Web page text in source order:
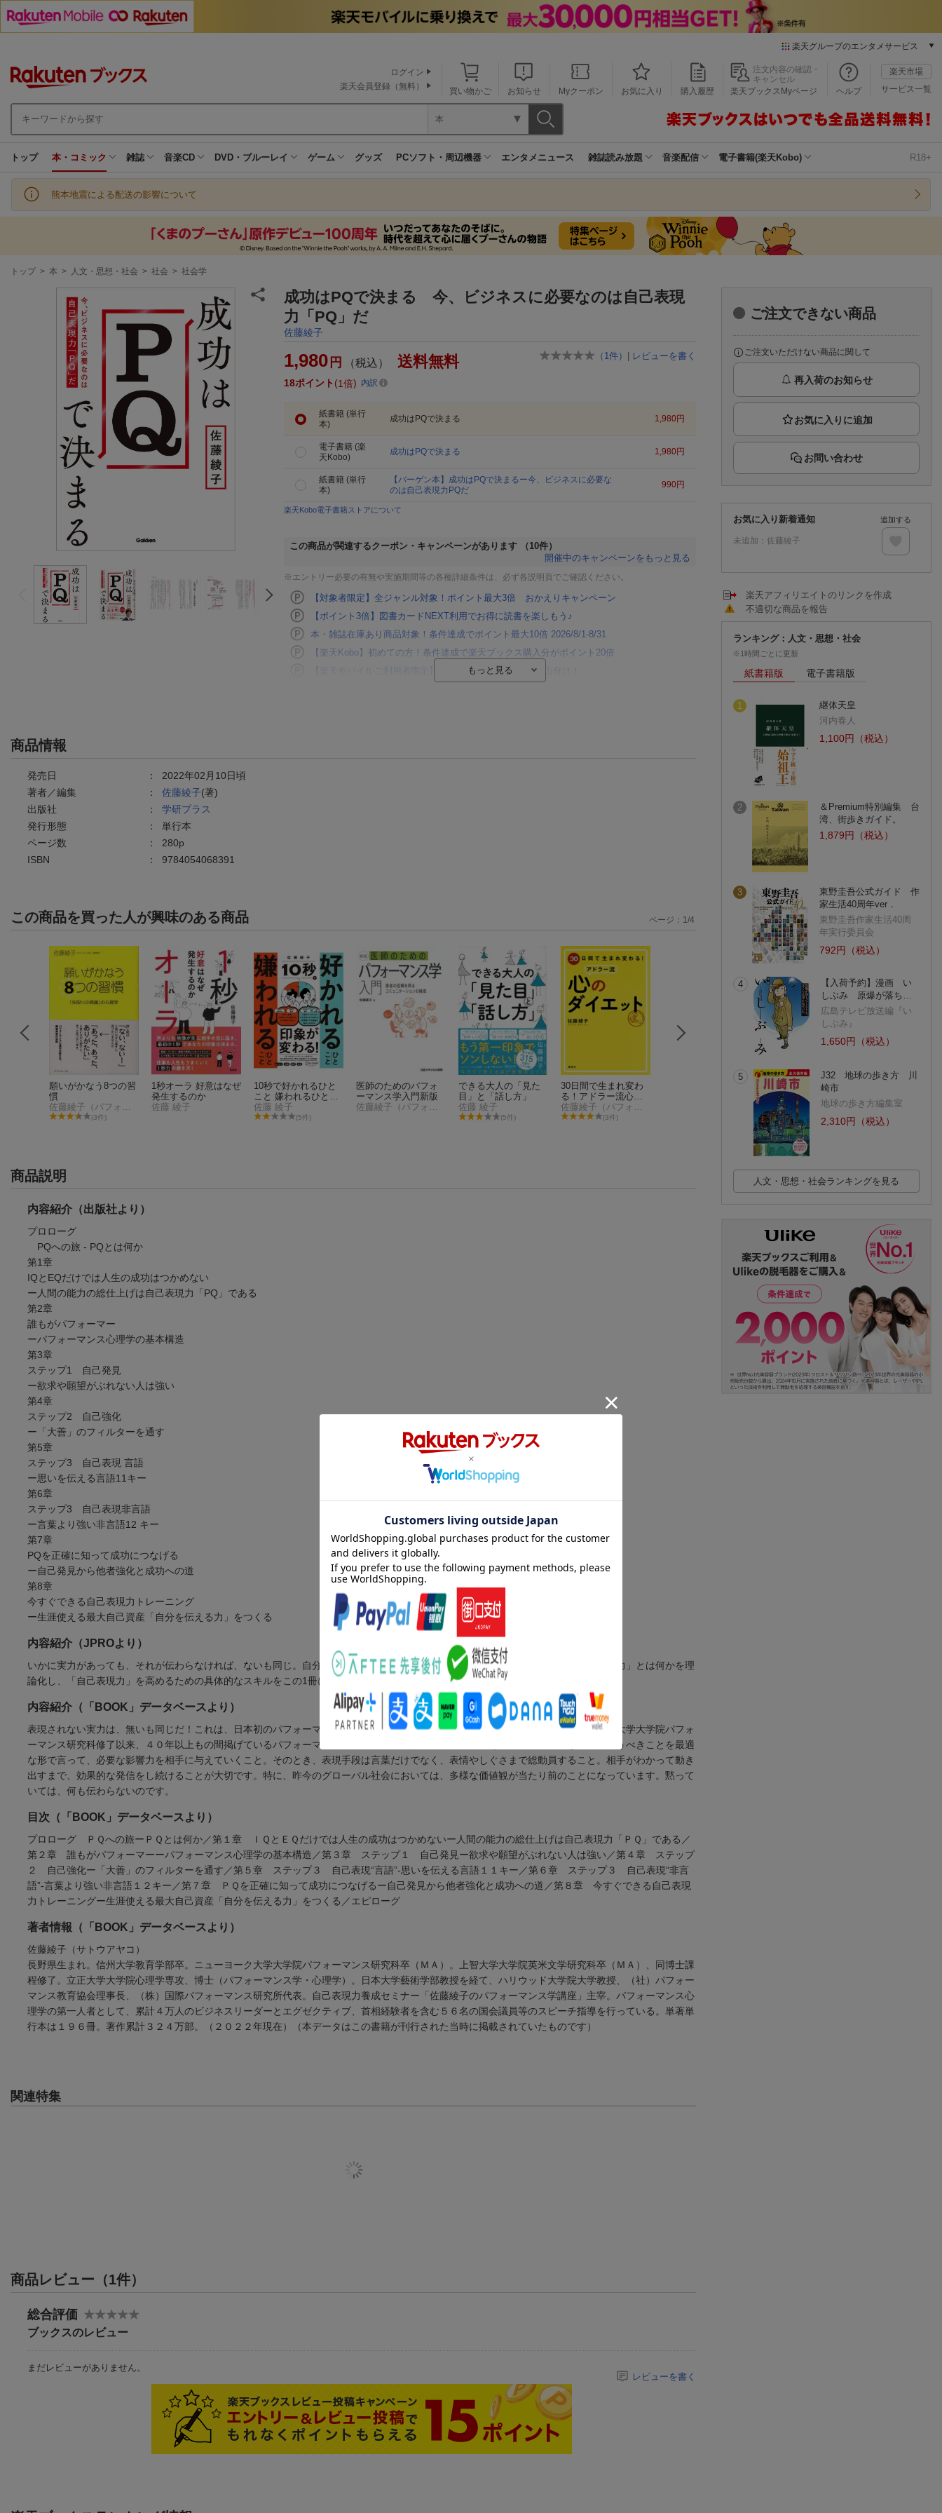
楽天グループのエンタメサービス
本/ゲーム/CD/DVD
楽天ブックス
楽天Kobo
楽天チケット
エンタメニュース
推し楽
買い物かご お知らせ Myクーポン お気に入り 購入履歴
注文内容の確認・
キャンセル
楽天ブックスMyページ
ヘルプ
楽天市場
サービス一覧
ログイン
楽天会員登録（無料）
本
トップ 本・コミック 雑誌 音楽CD DVD・ブルーレイ ゲーム グッズ PCソフト・周辺機器 エンタメニュース 雑誌読み放題 音楽配信 電子書籍(楽天Kobo) R18+
熊本地震による配送の影響について
現
トップ > 本 > 人文・思想・社会 > 社会 > 社会学
成功はPQで決まる 今、ビジネスに必要なのは自己表現
力「PQ」だ
佐藤綾子
（ 1件） | レビューを書く
1,980 円 （税込） 送料無料
18ポイント 1倍 内訳
紙書籍 (単行
本)
成功はPQで決まる 1,980円
電子書籍 (楽
天Kobo)
成功はPQで決まる 1,980円
紙書籍 (単行
本)
【バーゲン本】成功はPQで決まるー今、ビジネスに必要な
のは自己表現力PQだ
990円
楽天Kobo電子書籍ストアについて
この商品が関連するクーポン・キャンペーンがあります
（10件）
開催中のキャンペーンをもっと見る
※エントリー必要の有無や実施期間等の各種詳細条件は、必ず各説明頁でご確認ください。
【対象者限定】全ジャンル対象！ポイント最大3倍 おかえりキャンペーン
【ポイント3倍】図書カードNEXT利用でお得に読書を楽しもう♪
本・雑誌在庫あり商品対象！条件達成でポイント最大10倍 2026/8/1-8/31
【楽天Kobo】初めての方！条件達成で楽天ブックス購入分がポイント20倍
【楽天モバイルご利用者限定】条件達成で100万ポイント山分け！
商品情報
発売日 ： 2022年02月10日頃
著者／編集
： 佐藤綾子(著)
出版社
： 学研プラス
発行形態
： 単行本
ページ数
： 280p
ISBN
： 9784054068391
この商品を買った人が興味のある商品
願いがかなう8つの習
慣
(3件)
1秒オーラ 好意はなぜ
発生するのか
佐藤 綾子
10秒で好かれるひと
こと 嫌われるひとこ
と【DL特典 チェック
リスト】
佐藤 綾子
(5件)
医師のためのパフォ
ーマンス学入門新版
できる大人の「見た
目」と「話し方」
佐藤 綾子
(5件)
30日間で生まれ変わ
る！アドラー流心の
ダイエット
(3件)
マジビジ8 目つき・
顔つき・態度を学
べ！！
佐藤 綾子
(10件)
戸田 久実
ページ： 1/4
商品説明
内容紹介（出版社より）
プロローグ
PQへの旅 - PQとは何か
第1章
IQとEQだけでは人生の成功はつかめない
ー人間の能力の総仕上げは自己表現力「PQ」である
第2章
誰もがパフォーマー
ーパフォーマンス心理学の基本構造
第3章
ステップ1 自己発見
ー欲求や願望がぶれない人は強い
第4章
ステップ2 自己強化
ー「大善」のフィルターを通す
第5章
ステップ3 自己表現 言語
ー思いを伝える言語11キー
第6章
ステップ3 自己表現非言語
ー言葉より強い非言語12 キー
第7章
PQを正確に知って成功につなげる
ー自己発見から他者強化と成功への道
第8章
今すぐできる自己表現力トレーニング
ー生涯使える最大自己資産「自分を伝える力」をつくる
内容紹介（JPROより）
いかに実力があっても、それが伝わらなければ、ないも同じ。自分の真の実力を「表現」できる人こそが成功するのです。「自己表現力」とは何かを理
論化し、「自己表現力」を高めるための具体的なスキルをこの1冊に。ビジネスや人間関係で最強の自分へ！
内容紹介（「BOOK」データベースより）
表現されない実力は、無いも同じだ！これは、日本初のパフォーマンス心理学を開始した私と仲間たちが、１９８０年のニューヨーク大学大学院パフォ
ーマンス研究科修了以来、４０年以上もの間掲げているパフォーマンス心理学の鉄則です。相手のニーズを正確に読み取りながら、言うべきことを最適
な形で言って、必要な影響力を相手に与えていくこと。そのとき、表現手段は言葉だけでなく、表情やしぐさまで総動員すること。相手がわかって動き
出すまで、効果的な発信をし続けることが大切です。特に、昨今のグローバル社会においては、多様な価値観が当たり前のことになっています。黙って
いては、何も伝わらないのです。
目次（「BOOK」データベースより）
プロローグ ＰＱへの旅ーＰＱとは何か／第１章 ＩＱとＥＱだけでは人生の成功はつかめないー人間の能力の総仕上げは自己表現力「ＰＱ」である／
第２章 誰もがパフォーマーーパフォーマンス心理学の基本構造／第３章 ステップ１ 自己発見ー欲求や願望がぶれない人は強い／第４章 ステップ
２ 自己強化ー「大善」のフィルターを通す／第５章 ステップ３ 自己表現“言語”-思いを伝える言語１１キー／第６章 ステップ３ 自己表現“非言
語”-言葉より強い非言語１２キー／第７章 ＰＱを正確に知って成功につなげるー自己発見から他者強化と成功への道／第８章 今すぐできる自己表現
力トレーニングー生涯使える最大自己資産「自分を伝える力」をつくる／エピローグ
著者情報（「BOOK」データベースより）
佐藤綾子（サトウアヤコ）
長野県生まれ。信州大学教育学部卒。ニューヨーク大学大学院パフォーマンス研究科卒（ＭＡ）。上智大学大学院英米文学研究科卒（ＭＡ）、同博士課
程修了。立正大学大学院心理学専攻、博士（パフォーマンス学・心理学）。日本大学藝術学部教授を経て、ハリウッド大学院大学教授、（社）パフォー
マンス教育協会理事長、（株）国際パフォーマンス研究所代表。自己表現力養成セミナー「佐藤綾子のパフォーマンス学講座」主宰。パフォーマンス心
理学の第一人者として、累計４万人のビジネスリーダーとエグゼクティブ、首相経験者を含む５６名の国会議員等のスピーチ指導を行っている。単著単
行本は１９６冊。著作累計３２４万部。（２０２２年現在）（本データはこの書籍が刊行された当時に掲載されていたものです）
関連特集
商品レビュー（1件）
総合評価
ブックスのレビュー
まだレビューがありません。
レビューを書く
ご注文できない商品
ご注文いただけない商品に関して
再入荷のお知らせ
お問い合わせ
お気に入り新着通知
未追加： 佐藤綾子
追加する
楽天アフィリエイトのリンクを作成
不適切な商品を報告
ランキング：人文・思想・社会
※1時間ごとに更新
紙書籍版 電子書籍版
1
継体天皇
河内春人
1,100円（税込）
2
＆Premium特別編集 台
湾、街歩きガイド。
1,879円（税込）
3
東野圭吾公式ガイド 作
家生活40周年ver．
東野圭吾作家生活40周
年実行委員会
792円（税込）
4
【入荷予約】漫画 い
しぶみ 原爆が落ち…
広島テレビ放送編『い
しぶみ』
1,650円（税込）
5
J32 地球の歩き方 川
崎市
地球の歩き方編集室
2,310円（税込）
人文・思想・社会ランキングを見る